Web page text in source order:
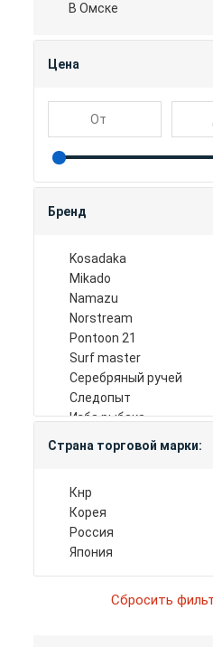
Цена
В Омске
Бренд
kosadaka
mikado
namazu
norstream
pontoon 21
surf master
серебряный ручей
следопыт
изба рыбака
Страна торговой марки:
кнр
корея
россия
япония